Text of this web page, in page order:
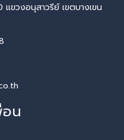
ขวงอนุสาวรีย์ เขตบางเขน
น